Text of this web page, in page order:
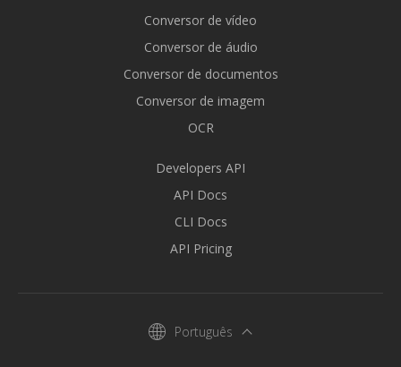
Conversor de vídeo
Conversor de áudio
Conversor de documentos
Conversor de imagem
OCR
Developers API
API Docs
CLI Docs
API Pricing
Português